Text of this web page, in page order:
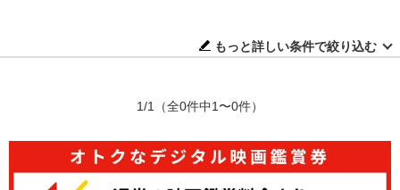
もっと詳しい条件で絞り込む
1/1 （全0件中1〜0件）